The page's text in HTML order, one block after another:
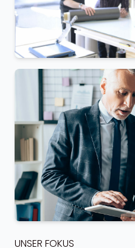
UNSER FOKUS